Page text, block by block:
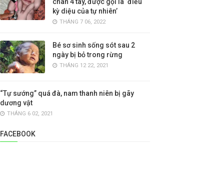
kỳ diệu của tự nhiên’
THÁNG 7 06, 2022
Bé sơ sinh sống sót sau 2
ngày bị bỏ trong rừng
THÁNG 12 22, 2021
“Tự sướng” quá đà, nam thanh niên bị gãy
dương vật
THÁNG 6 02, 2021
FACEBOOK